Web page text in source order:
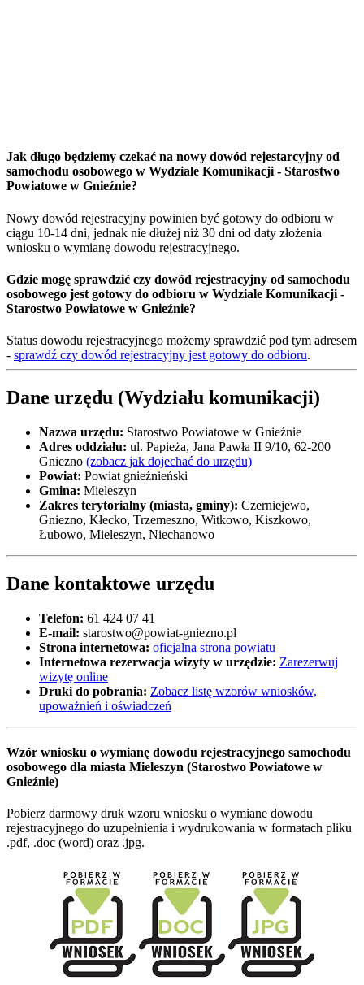
Jak długo będziemy czekać na nowy dowód rejestarcyjny od
samochodu osobowego w Wydziale Komunikacji - Starostwo
Powiatowe w Gnieźnie?
Nowy dowód rejestracyjny powinien być gotowy do odbioru w
ciągu 10-14 dni, jednak nie dłużej niż 30 dni od daty złożenia
wniosku o wymianę dowodu rejestracyjnego.
Gdzie mogę sprawdzić czy dowód rejestracyjny od samochodu
osobowego jest gotowy do odbioru w Wydziale Komunikacji -
Starostwo Powiatowe w Gnieźnie?
Status dowodu rejestracyjnego możemy sprawdzić pod tym adresem
- sprawdź czy dowód rejestracyjny jest gotowy do odbioru.
Dane urzędu (Wydziału komunikacji)
Nazwa urzędu: Starostwo Powiatowe w Gnieźnie
Adres oddziału: ul. Papieża, Jana Pawła II 9/10, 62-200
Gniezno (zobacz jak dojechać do urzędu)
Powiat: Powiat gnieźnieński
Gmina: Mieleszyn
Zakres terytorialny (miasta, gminy): Czerniejewo,
Gniezno, Kłecko, Trzemeszno, Witkowo, Kiszkowo,
Łubowo, Mieleszyn, Niechanowo
Dane kontaktowe urzędu
Telefon: 61 424 07 41
E-mail: starostwo@powiat-gniezno.pl
Strona internetowa: oficjalna strona powiatu
Internetowa rezerwacja wizyty w urzędzie: Zarezerwuj
wizytę online
Druki do pobrania: Zobacz listę wzorów wniosków,
upoważnień i oświadczeń
Wzór wniosku o wymianę dowodu rejestracyjnego samochodu
osobowego dla miasta Mieleszyn (Starostwo Powiatowe w
Gnieźnie)
Pobierz darmowy druk wzoru wniosku o wymiane dowodu
rejestracyjnego do uzupełnienia i wydrukowania w formatach pliku
.pdf, .doc (word) oraz .jpg.